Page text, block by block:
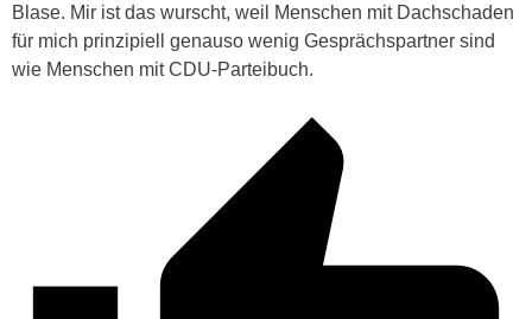
Blase. Mir ist das wurscht, weil Menschen mit Dachschaden
für mich prinzipiell genauso wenig Gesprächspartner sind
wie Menschen mit CDU-Parteibuch.